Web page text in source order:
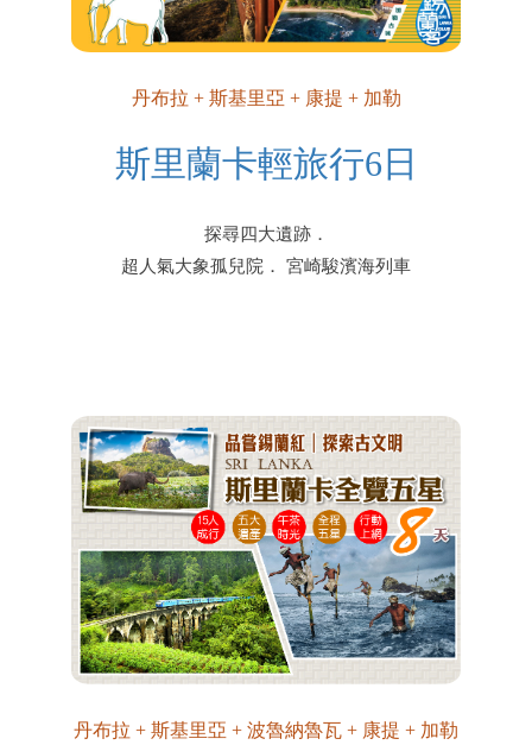
丹布拉 + 斯基里亞 + 康提 + 加勒
斯里蘭卡輕旅行6日
探尋四大遺跡．
超人氣大象孤兒院． 宮崎駿濱海列車
丹布拉 + 斯基里亞 + 波魯納魯瓦 + 康提 + 加勒